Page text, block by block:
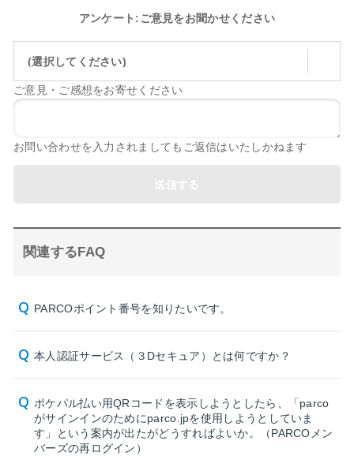
アンケート:ご意見をお聞かせください
(選択してください)
ご意見・ご感想をお寄せください
お問い合わせを入力されましてもご返信はいたしかねます
関連するFAQ
PARCOポイント番号を知りたいです。
本人認証サービス（３Dセキュア）とは何ですか？
ポケパル払い用QRコードを表示しようとしたら、「parco
がサインインのためにparco.jpを使用しようとしていま
す」という案内が出たがどうすればよいか。（PARCOメン
バーズの再ログイン）